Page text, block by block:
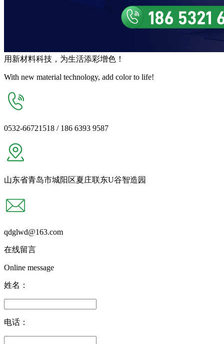
用 新材料科技，为生活添彩增色 ！
With new material technology, add color to life!
0532-66721518 / 186 6393 9587
山东省青岛市城阳区夏庄联东U谷智造园
qdglwd@163.com
在线留言
Online message
姓名：
电话：